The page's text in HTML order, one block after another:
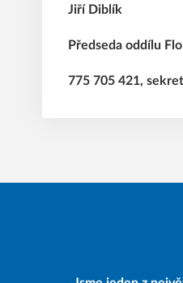
Jiří Diblík
Předseda oddílu
775 705 421,